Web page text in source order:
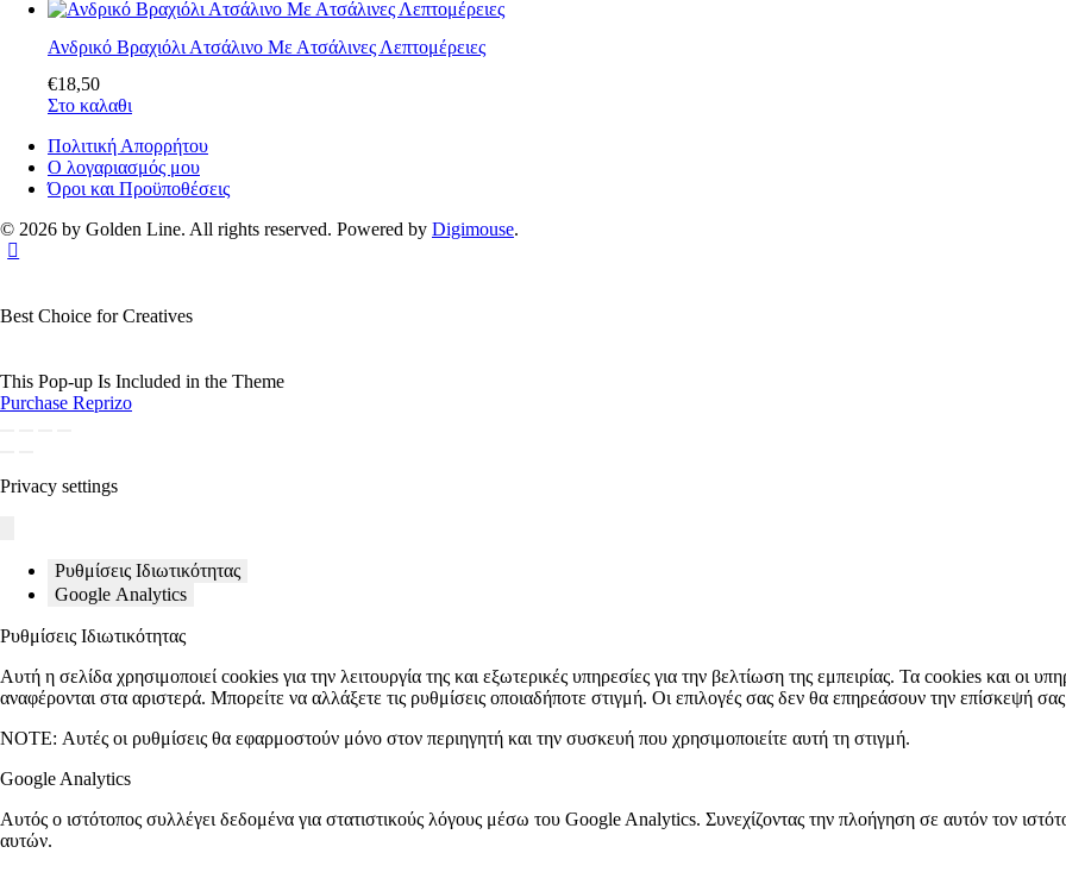
Ανδρικό Βραχιόλι Ατσάλινο Με Ατσάλινες Λεπτομέρειες
€18,50
Στο καλαθι
Πολιτική Απορρήτου
Ο λογαριασμός μου
Όροι και Προϋποθέσεις
© 2026 by Golden Line. All rights reserved. Powered by Digimouse.
Best Choice for Creatives
This Pop-up Is Included in the Theme
Purchase Reprizo
Privacy settings
Ρυθμίσεις Ιδιωτικότητας
Google Analytics
Ρυθμίσεις Ιδιωτικότητας
Αυτή η σελίδα χρησιμοποιεί cookies για την λειτουργία της και εξωτερικές υπηρεσίες για την βελτίωση της εμπειρίας. Τα cookies και οι
αναφέρονται στα αριστερά. Μπορείτε να αλλάξετε τις ρυθμίσεις οποιαδήποτε στιγμή. Οι επιλογές σας δεν θα επηρεάσουν την επίσκεψή
NOTE: Αυτές οι ρυθμίσεις θα εφαρμοστούν μόνο στον περιηγητή και την συσκευή που χρησιμοποιείτε αυτή τη στιγμή.
Google Analytics
Αυτός ο ιστότοπος συλλέγει δεδομένα για στατιστικούς λόγους μέσω του Google Analytics. Συνεχίζοντας την πλοήγηση σε αυτόν τον
αυτών.